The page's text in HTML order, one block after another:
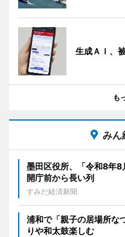
生成ＡＩ、
も
みん
墨田区役所、「令和8年
開庁前から長い列
すみだ経済新聞
浦和で「親子の居場所
りや和太鼓楽しむ